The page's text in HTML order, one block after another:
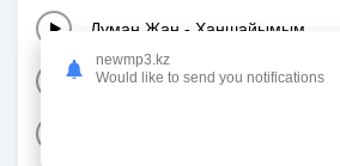
Думан Жан - Ханшайымым
Думан Жан -Ак лайлек
newmp3.kz
Would like to send you notifications